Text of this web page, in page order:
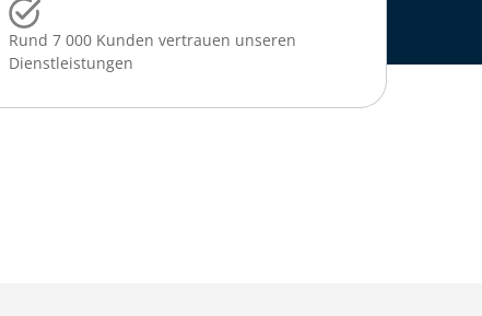
Rund 7 000 Kunden vertrauen unseren
Dienstleistungen